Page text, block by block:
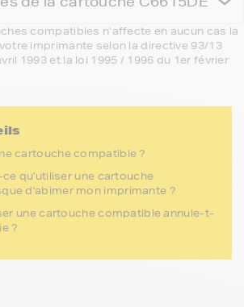
compatibles n’affecte en aucun cas la
imprimante selon la directive 93/13
1993 et la loi 1995 / 1996 du 1er février
cartouche compatible ?
qu'utiliser une cartouche
d'abimer mon imprimante ?
une cartouche compatible annule-t-
?